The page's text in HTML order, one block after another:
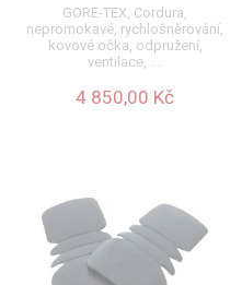
GORE-TEX, Cordura,
nepromokavé, rychlošněrování,
kovové očka, odpružení,
ventilace, ….
4 850,00 Kč